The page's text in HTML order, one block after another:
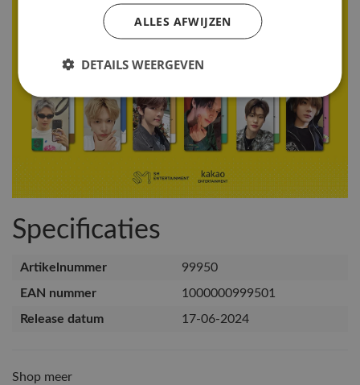
Specificaties
Artikelnummer
99950
EAN nummer
1000000999501
Release datum
17-06-2024
Shop meer
ALLES AFWIJZEN
DETAILS WEERGEVEN